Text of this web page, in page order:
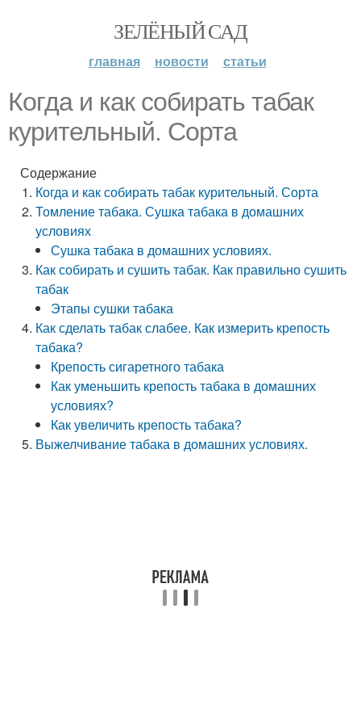
ЗЕЛЁНЫЙ САД
главная новости статьи
Когда и как собирать табак
курительный. Сорта
Содержание
Когда и как собирать табак курительный. Сорта
Томление табака. Сушка табака в домашних
условиях
Сушка табака в домашних условиях.
Как собирать и сушить табак. Как правильно сушить
табак
Этапы сушки табака
Как сделать табак слабее. Как измерить крепость
табака?
Крепость сигаретного табака
Как уменьшить крепость табака в домашних
условиях?
Как увеличить крепость табака?
Выжелчивание табака в домашних условиях.